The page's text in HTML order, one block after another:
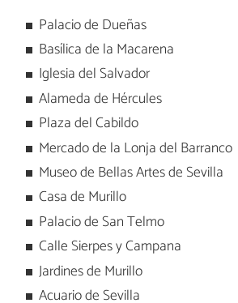
Palacio de Dueñas
Basílica de la Macarena
Iglesia del Salvador
Alameda de Hércules
Plaza del Cabildo
Mercado de la Lonja del Barranco
Museo de Bellas Artes de Sevilla
Casa de Murillo
Palacio de San Telmo
Calle Sierpes y Campana
Jardines de Murillo
Acuario de Sevilla